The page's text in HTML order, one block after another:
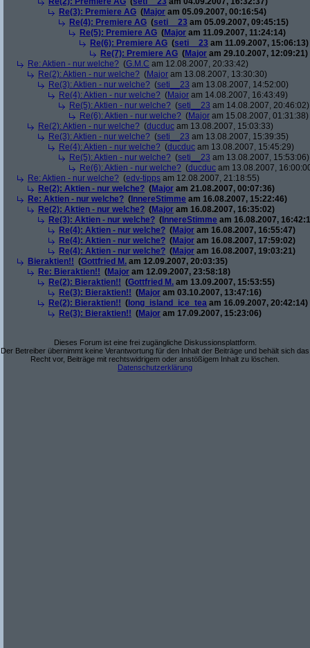
Re(3): Premiere AG (Major am 05.09.2007, 00:16:54)
Re(4): Premiere AG (seti__23 am 05.09.2007, 09:45:15)
Re(5): Premiere AG (Major am 11.09.2007, 11:24:14)
Re(6): Premiere AG (seti__23 am 11.09.2007, 15:06:13)
Re(7): Premiere AG (Major am 29.10.2007, 12:09:21)
Re: Aktien - nur welche? (G.M.C am 12.08.2007, 20:33:42)
Re(2): Aktien - nur welche? (Major am 13.08.2007, 13:30:30)
Re(3): Aktien - nur welche? (seti__23 am 13.08.2007, 14:52:00)
Re(4): Aktien - nur welche? (Major am 14.08.2007, 16:43:49)
Re(5): Aktien - nur welche? (seti__23 am 14.08.2007, 20:46:02)
Re(6): Aktien - nur welche? (Major am 15.08.2007, 01:31:38)
Re(2): Aktien - nur welche? (ducduc am 13.08.2007, 15:03:33)
Re(3): Aktien - nur welche? (seti__23 am 13.08.2007, 15:39:35)
Re(4): Aktien - nur welche? (ducduc am 13.08.2007, 15:45:29)
Re(5): Aktien - nur welche? (seti__23 am 13.08.2007, 15:53:06)
Re(6): Aktien - nur welche? (ducduc am 13.08.2007,
Re: Aktien - nur welche? (edv-tipps am 12.08.2007, 21:18:55)
Re(2): Aktien - nur welche? (Major am 21.08.2007, 00:07:36)
Re: Aktien - nur welche? ( InnereStimme am 16.08.2007, 15:22:46)
Re(2): Aktien - nur welche? (Major am 16.08.2007, 16:35:02)
Re(3): Aktien - nur welche? ( InnereStimme am 16.08.2007,
Re(4): Aktien - nur welche? (Major am 16.08.2007, 16:55:47)
Re(4): Aktien - nur welche? (Major am 16.08.2007, 17:59:02)
Re(4): Aktien - nur welche? (Major am 16.08.2007, 19:03:21)
Bieraktien!! (Gottfried M. am 12.09.2007, 20:03:35)
Re: Bieraktien!! (Major am 12.09.2007, 23:58:18)
Re(2): Bieraktien!! (Gottfried M. am 13.09.2007, 15:53:55)
Re(3): Bieraktien!! (Major am 03.10.2007, 13:47:16)
Re(2): Bieraktien!! ( long_island_ice_tea am 16.09.2007, 20:42:14)
Re(3): Bieraktien!! (Major am 17.09.2007, 15:23:06)
Dieses Forum ist eine frei zugängliche Diskussionsplattform.
Der Betreiber übernimmt keine Verantwortung für den Inhalt der Beiträge und behält sich das
Recht vor, Beiträge mit rechtswidrigem oder anstößigem Inhalt zu löschen.
Datenschutzerklärung